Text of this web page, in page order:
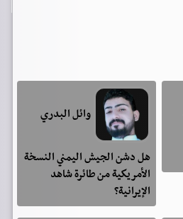
وائل البدري
هل دشن الجيش اليمني النسخة
الأمريكية من طائرة شاهد
الإيرانية؟